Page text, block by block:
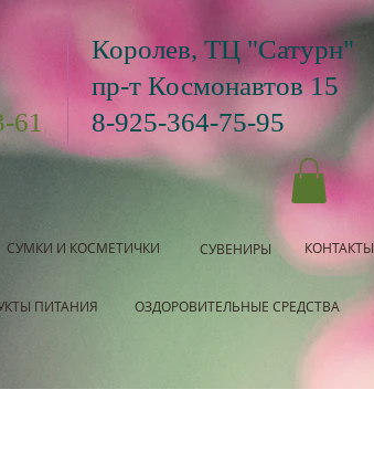
61
Королев, ТЦ "Сатурн"
пр-т Космонавтов 15
8-925-364-75-95
СУМКИ И КОСМЕТИЧКИ СУВЕНИРЫ КОНТАКТЫ
ПИТАНИЯ ОЗДОРОВИТЕЛЬНЫЕ СРЕДСТВА